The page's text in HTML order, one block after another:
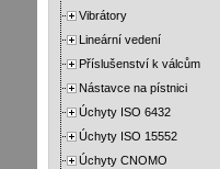
Vibrátory
Lineární vedení
Příslušenství k válcům
Nástavce na pístnici
Úchyty ISO 6432
Úchyty ISO 15552
Úchyty CNOMO